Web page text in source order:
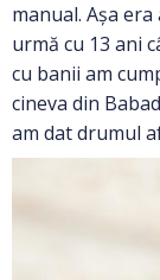
manual. Așa
urmă cu 13 ani
cu banii am
cineva din
am dat drumul